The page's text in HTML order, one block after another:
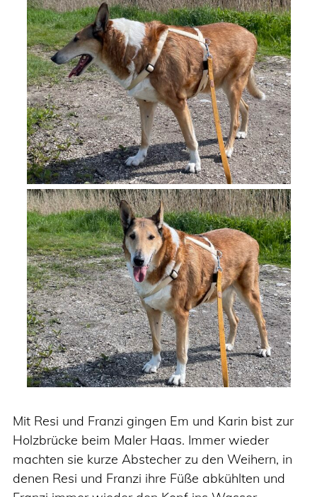
Mit Resi und Franzi gingen Em und Karin bist zur
Holzbrücke beim Maler Haas. Immer wieder
machten sie kurze Abstecher zu den Weihern, in
denen Resi und Franzi ihre Füße abkühlten und